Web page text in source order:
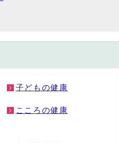
子どもの健康
こころの健康